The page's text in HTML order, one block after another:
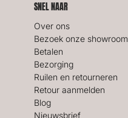
SNEL NAAR
Over ons
Bezoek onze showroom
Betalen
Bezorging
Ruilen en retourneren
Retour aanmelden
Blog
Nieuwsbrief